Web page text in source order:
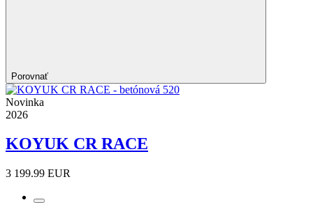
Porovnať
Novinka
2026
KOYUK CR RACE
3 199.99 EUR